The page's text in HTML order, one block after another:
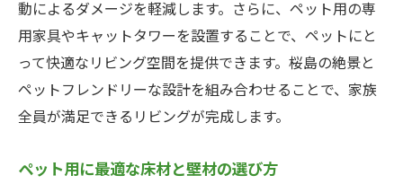
ペットのための快適な寝室づくり
ペット専用のバスルームとケアスペース
ペットがのびのび遊べる屋内遊び場
ペットフレンドリーなキッチンのアイデア
ー
動によるダメージを軽減します。さらに、ペット用の専
用家具やキャットタワーを設置することで、ペットにと
って快適なリビング空間を提供できます。桜島の絶景と
ペットフレンドリーな設計を組み合わせることで、家族
全員が満足できるリビングが完成します。
ペット用に最適な床材と壁材の選び方